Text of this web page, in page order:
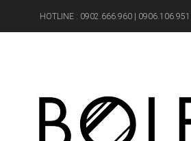
HOTLINE : 0902.666.960 |